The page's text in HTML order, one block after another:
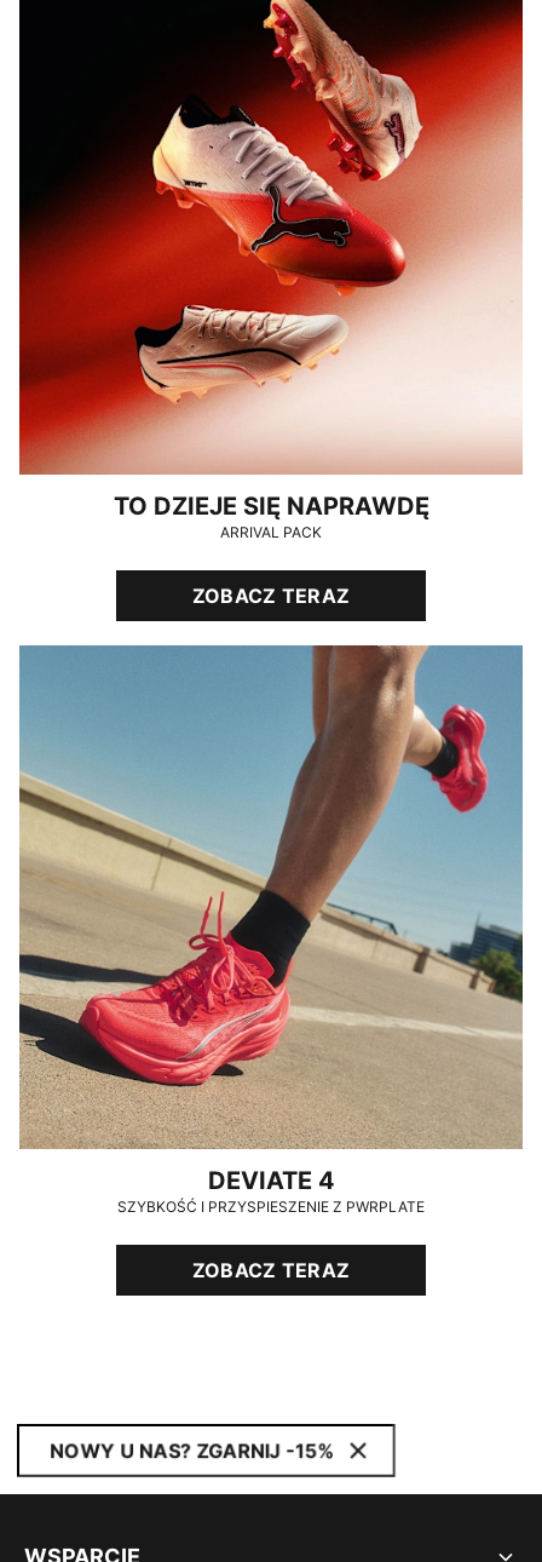
TO DZIEJE SIĘ NAPRAWDĘ
ARRIVAL PACK
ZOBACZ TERAZ
DEVIATE 4
SZYBKOŚĆ I PRZYSPIESZENIE Z PWRPLATE
ZOBACZ TERAZ
NOWY U NAS? ZGARNIJ -15%
WSPARCIE